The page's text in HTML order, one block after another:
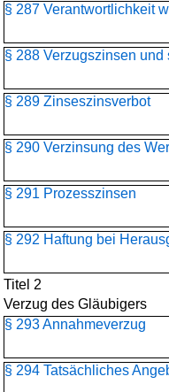
§ 287 Verantwortlichkeit
§ 288 Verzugszinsen
§ 289 Zinseszinsverbot
§ 290 Verzinsung des
§ 291 Prozesszinsen
§ 292 Haftung bei
Titel 2
Verzug des Gläubigers
§ 293 Annahmeverzug
§ 294 Tatsächliches